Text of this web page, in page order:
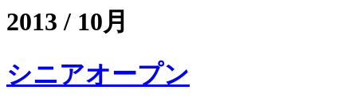
2013 / 10月
シニアオープン